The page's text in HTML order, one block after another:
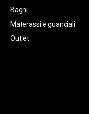
Bagni
Materassi e guanciali
Outlet